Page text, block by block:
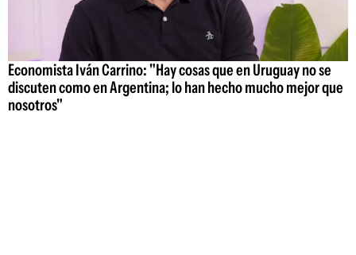
Economista Iván Carrino: "Hay cosas que en Uruguay no se
discuten como en Argentina; lo han hecho mucho mejor que
nosotros"